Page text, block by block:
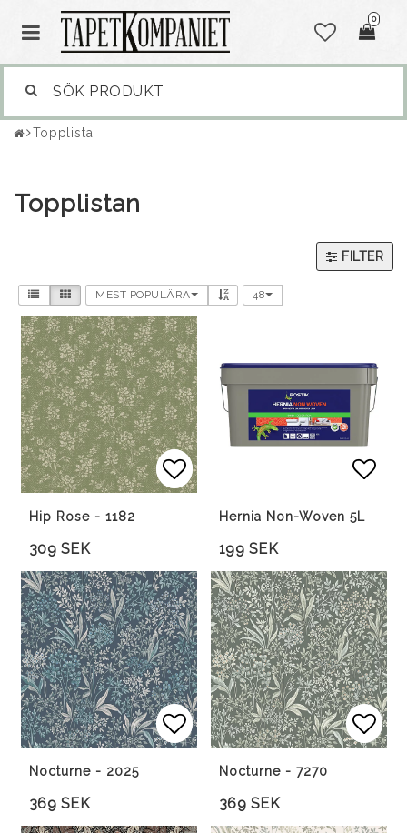
0
Topplista
Topplistan
FILTER
MEST POPULÄRA 48
Lägg till i favoritlistan
Lägg till i favoritlistan
Hip Rose - 1182
309 SEK
Hernia Non-Woven 5L
199 SEK
Lägg till i favoritlistan
Lägg till i favoritlistan
Nocturne - 2025
369 SEK
Nocturne - 7270
369 SEK